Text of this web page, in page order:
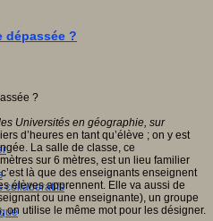
collaboratifs
dépassée ?
Universités en géographie, sur
d’heures en tant qu’élève ; on y est
La salle de classe, ce
sur 6 mètres, est un lieu familier
là que des enseignants enseignent
élèves apprennent. Elle va aussi de
ou une enseignante), un groupe
on utilise le même mot pour les désigner.